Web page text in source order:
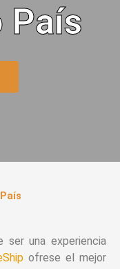
País
ser una experiencia
ofrese el mejor